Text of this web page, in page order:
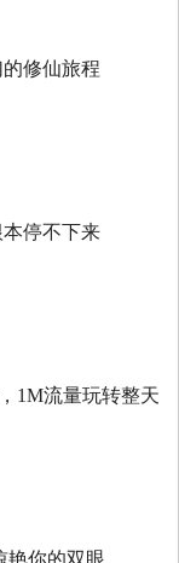
修仙旅程
停不下来
1M流量玩转整天